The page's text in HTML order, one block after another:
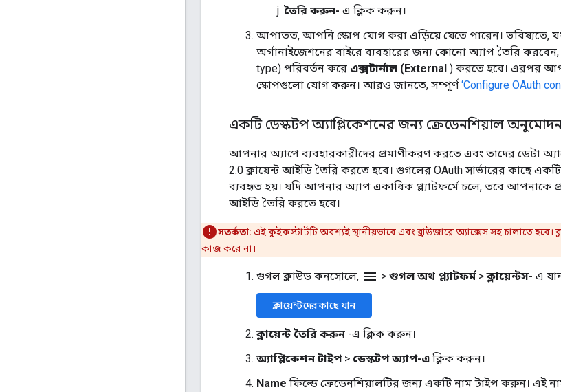
তৈরি করুন- এ ক্লিক করুন।
আপাতত, আপনি স্কোপ যোগ করা এড়িয়ে যেতে পারেন। ভবিষ্যতে,
অর্গানাইজেশনের বাইরে ব্যবহারের জন্য কোনো অ্যাপ তৈরি
type) পরিবর্তন করে এক্সটার্নাল (External ) করতে হবে। এরপর
স্কোপগুলো যোগ করুন। আরও জানতে, সম্পূর্ণ‘Configure OAuth
একটি ডেস্কটপ অ্যাপ্লিকেশনের জন্য ক্রেডেনশিয়াল
আপনার অ্যাপে ব্যবহারকারীদের প্রমাণীকরণ করতে এবং তাদের ডেটা
2.0 ক্লায়েন্ট আইডি তৈরি করতে হবে। গুগলের OAuth সার্ভারের কাছে
ব্যবহৃত হয়। যদি আপনার অ্যাপ একাধিক প্ল্যাটফর্মে চলে, তবে আপনাকে
আইডি তৈরি করতে হবে।
সতর্কতা: এই কুইকস্টার্টটি অবশ্যই স্থানীয়ভাবে এবং ব্রাউজারে অ্যাক্সেস সহ চালাতে
কাজ করে না।
গুগল ক্লাউড কনসোলে, menu > গুগল অথ প্ল্যাটফর্ম > ক্লায়েন্টস- এ
ক্লায়েন্টদের কাছে যান
ক্লায়েন্ট তৈরি করুন -এ ক্লিক করুন।
অ্যাপ্লিকেশন টাইপ > ডেস্কটপ অ্যাপ-এ ক্লিক করুন।
Name ফিল্ডে ক্রেডেনশিয়ালটির জন্য একটি নাম টাইপ করুন। এই